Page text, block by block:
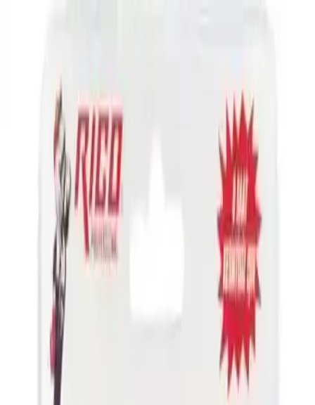
Hakkımızda
Yazarlar
Ara... ⌘K
Toggle theme
Ana Sayfa
İlham Veren Yazılar
Rico Şarjlı LED El Feneri RC0037-240 Lümen Güç ve
Pratiklik Sunar
Rico Şarjlı LED El Feneri RC0037-240
Lümen Güç ve Pratiklik Sunar
Dilara Karaçelik
İlham Veren Yazılar